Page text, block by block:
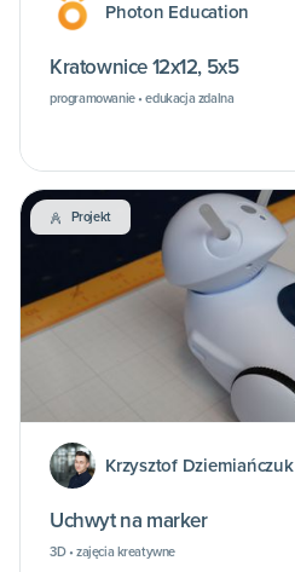
Photon Education
Kratownice 12x12, 5x5
programowanie • edukacja zdalna
Projekt
Krzysztof Dziemiańczuk
Uchwyt na marker
3D • zajęcia kreatywne